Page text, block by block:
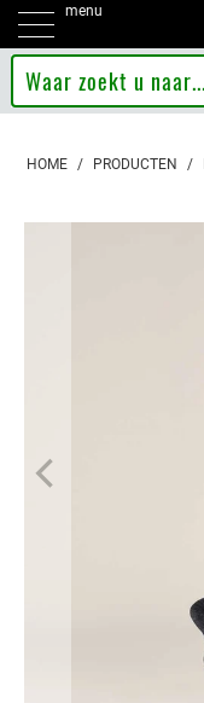
menu
HOME / PRODUCTEN /